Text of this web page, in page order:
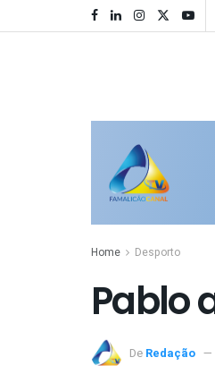
Home Desporto
Pablo
De Redação